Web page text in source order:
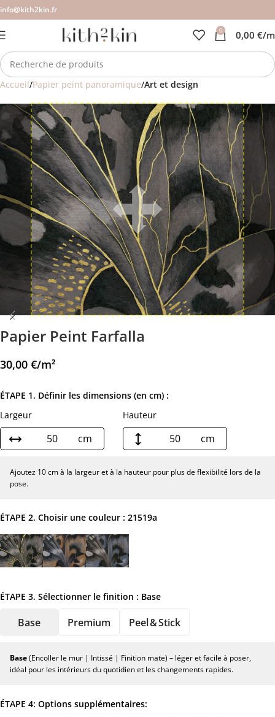
info@kith2kin.fr
0 0,00 €/
Accueil Papier peint panoramique Art et design
Papier Peint Farfalla
30,00 €/m²
ÉTAPE 1. Définir les dimensions (en cm) :
Largeur
cm
Hauteur
cm
Ajoutez 10 cm à la largeur et à la hauteur pour plus de flexibilité lors de la
pose.
ÉTAPE 2. Choisir une couleur : 21519a
ÉTAPE 3. Sélectionner le finition : Base
Base Premium Peel & Stick
Base(Encoller le mur | Intissé | Finition mate) – léger et facile à poser,
idéal pour les intérieurs du quotidien et les changements rapides.
ÉTAPE 4: Options supplémentaires: